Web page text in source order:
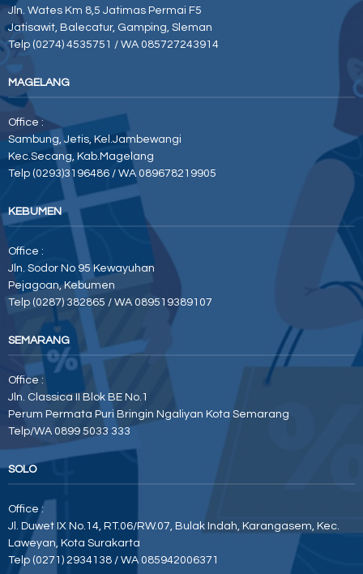
Jln. Wates Km 8,5 Jatimas Permai F5
Jatisawit, Balecatur, Gamping, Sleman
Telp (0274) 4535751 / WA 085727243914
MAGELANG
Office :
Sambung, Jetis, Kel.Jambewangi
Kec.Secang, Kab.Magelang
Telp (0293)3196486 / WA 089678219905
KEBUMEN
Office :
Jln. Sodor No 95 Kewayuhan
Pejagoan, Kebumen
Telp (0287) 382865 / WA 089519389107
SEMARANG
Office :
Jln. Classica II Blok BE No.1
Perum Permata Puri Bringin Ngaliyan Kota Semarang
Telp/WA 0899 5033 333
SOLO
Office :
Jl. Duwet IX No.14, RT.06/RW.07, Bulak Indah, Karangasem, Kec.
Laweyan, Kota Surakarta
Telp (0271) 2934138 / WA 085942006371